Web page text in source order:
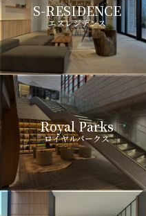
S-RESIDENCE
エスレジデンス
Royal Parks
ロイヤルパークス